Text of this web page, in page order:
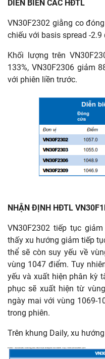
DIỄN BIẾN CÁC HĐTL
VN30F2302 giằng co
chiếu với basis spread -2.9
Khối lượng trên
133%, VN30F2306 giảm
với phiên liền trước.
NHẬN ĐỊNH HĐTL
VN30F2302 tiếp tục
thấy xu hướng giảm tiếp
thể sẽ còn suy yếu về
vùng 1047 điểm. Tuy
yếu và xuất hiện phân kỳ
phục sẽ xuất hiện từ
ngày mai với vùng 1069-
trong phiên.
Trên khung Daily, xu